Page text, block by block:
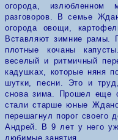
огорода,
разговоров. В семье
огорода овощи,
Вставляют зимние рамы.
плотные кочаны
веселый и ритмичный
кадушках, которые няня
шутки, песни. Это и
снова зима. Прошел еще
стали старше юные
перешагнул порог
Андрей. В 9 лет у него
любимые занятия.